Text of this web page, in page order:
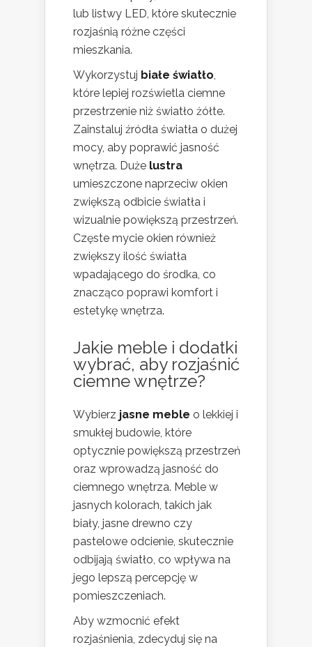
lub listwy LED, które skutecznie
rozjaśnią różne części
mieszkania.
Wykorzystuj białe światło,
które lepiej rozświetla ciemne
przestrzenie niż światło żółte.
Zainstaluj źródła światła o dużej
mocy, aby poprawić jasność
wnętrza. Duże lustra
umieszczone naprzeciw okien
zwiększą odbicie światła i
wizualnie powiększą przestrzeń.
Częste mycie okien również
zwiększy ilość światła
wpadającego do środka, co
znacząco poprawi komfort i
estetykę wnętrza.
Jakie meble i dodatki
wybrać, aby rozjaśnić
ciemne wnętrze?
Wybierz jasne meble o lekkiej i
smukłej budowie, które
optycznie powiększą przestrzeń
oraz wprowadzą jasność do
ciemnego wnętrza. Meble w
jasnych kolorach, takich jak
biały, jasne drewno czy
pastelowe odcienie, skutecznie
odbijają światło, co wpływa na
jego lepszą percepcję w
pomieszczeniach.
Aby wzmocnić efekt
rozjaśnienia, zdecyduj się na